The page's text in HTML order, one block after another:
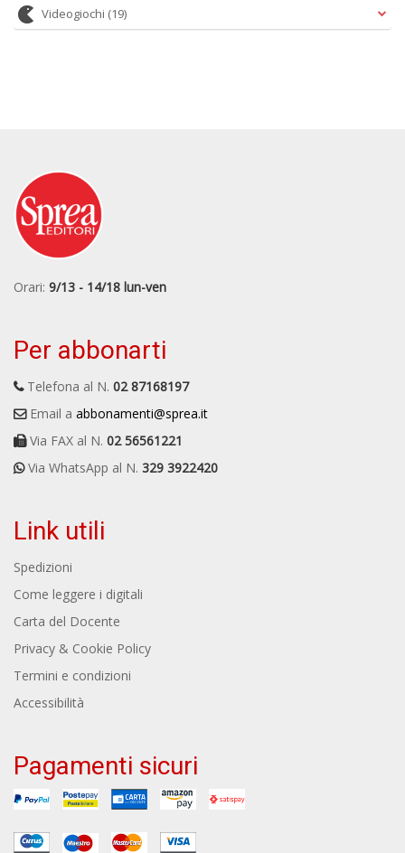
Videogiochi (19)
Orari: 9/13 - 14/18 lun-ven
Per abbonarti
Telefona al N. 02 87168197
Email a abbonamenti@sprea.it
Via FAX al N. 02 56561221
Via WhatsApp al N. 329 3922420
Link utili
Spedizioni
Come leggere i digitali
Carta del Docente
Privacy & Cookie Policy
Termini e condizioni
Accessibilità
Pagamenti sicuri